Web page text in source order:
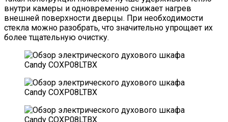
внутри камеры и одновременно снижает нагрев
внешней поверхности дверцы. При необходимости
стекла можно разобрать, что значительно упрощает их
более тщательную очистку.